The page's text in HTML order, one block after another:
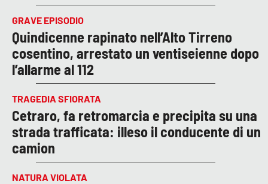
GRAVE EPISODIO
Quindicenne rapinato nell’Alto Tirreno
cosentino, arrestato un ventiseienne dopo
l’allarme al 112
TRAGEDIA SFIORATA
Cetraro, fa retromarcia e precipita su una
strada trafficata: illeso il conducente di un
camion
NATURA VIOLATA